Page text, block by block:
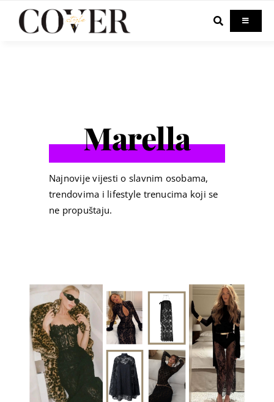
Toggle
Marella
Najnovije vijesti o slavnim osobama,
trendovima i lifestyle trenucima koji se
ne propuštaju.